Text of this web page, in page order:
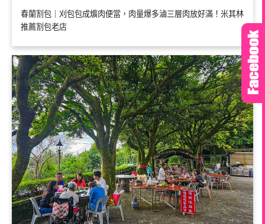
春蘭割包｜刈包包成爌肉便當，肉量爆多滷三層肉放好滿！米其林
推薦割包老店